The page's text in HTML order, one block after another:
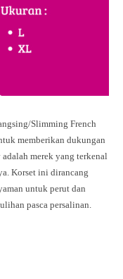
Slimming French
memberikan dukungan
merek yang terkenal
Korset ini dirancang
untuk perut dan
pasca persalinan.